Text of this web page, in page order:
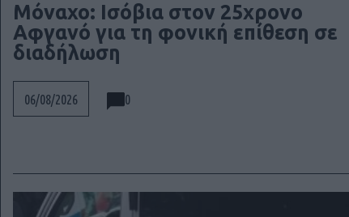
Μόναχο: Ισόβια στον 25χρονο
Αφγανό για τη φονική επίθεση σε
διαδήλωση
06/08/2026 0